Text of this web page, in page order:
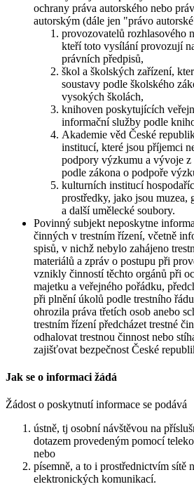
ochrany práva autorského nebo
autorským (dále jen "právo
provozovatelů rozhlasového
kteří toto vysílání provozují
právních předpisů,
škol a školských zařízení,
soustavy podle školského
vysokých školách,
knihoven poskytujících
informační služby podle
Akademie věd České
institucí, které jsou příjemci
podpory výzkumu a vývoje z
podle zákona o podpoře
kulturních institucí
prostředky, jako jsou muzea,
a další umělecké soubory.
Povinný subjekt neposkytne
činných v trestním řízení, včetně
spisů, v nichž nebylo zahájeno
materiálů a zpráv o postupu při
vznikly činností těchto orgánů při
majetku a veřejného pořádku,
při plnění úkolů podle trestního
ohrozila práva třetích osob anebo
trestním řízení předcházet trestné
odhalovat trestnou činnost nebo
zajišťovat bezpečnost České
Jak se o informaci žádá
Žádost o poskytnutí informace se podává
ústně, tj osobní návštěvou na
dotazem provedeným pomocí
nebo
písemně, a to i prostřednictvím sítě
elektronických komunikací.